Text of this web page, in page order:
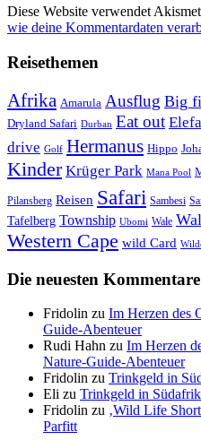
Diese Website verwendet
wie deine Kommentardaten
Reisethemen
Afrika Amarula Ausflug Big
Dryland Safari Durban Eat out
drive Golf Hermanus Hippo
Kinder Krüger Park Mana Pool
Pilansberg Reisen Safari Sambesi
Tafelberg Township Ubomi Wale
Western Cape wild Card
Die neuesten Kommentare
Fridolin zu Im Herzen des
Guide-Abenteuer
Rudi Hahn zu Im Herzen
Nature-Guide-Abenteuer
Fridolin zu Trinkgeld in
Eli zu Trinkgeld in
Fridolin zu ‚Wild Life
Parfitt